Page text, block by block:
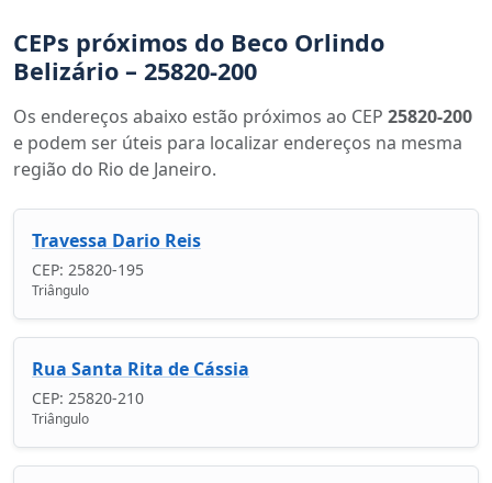
CEPs próximos do Beco Orlindo
Belizário – 25820-200
Os endereços abaixo estão próximos ao CEP 25820-200
e podem ser úteis para localizar endereços na mesma
região do Rio de Janeiro.
Travessa Dario Reis
CEP: 25820-195
Triângulo
Rua Santa Rita de Cássia
CEP: 25820-210
Triângulo